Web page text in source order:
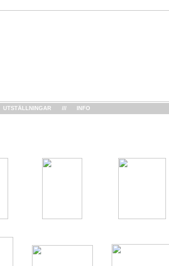
UTSTÄLLNINGAR /// INFO